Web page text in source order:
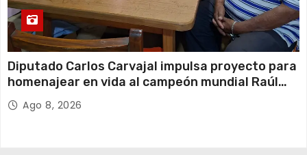
Diputado Carlos Carvajal impulsa proyecto para
homenajear en vida al campeón mundial Raúl
Choque
Ago 8, 2026